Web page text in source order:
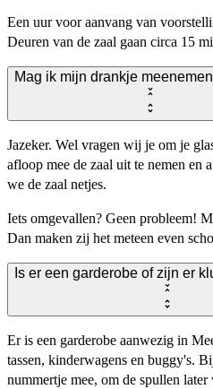
Een uur voor aanvang van
Deuren van de zaal gaan circa 15
Mag ik mijn drankje
Jazeker. Wel vragen wij je om je
afloop mee de zaal uit te nemen en
we de zaal netjes.
Iets omgevallen? Geen probleem!
Dan maken zij het meteen even
Is er een garderobe of zijn er
Er is een garderobe aanwezig in
tassen, kinderwagens en buggy's.
nummertje mee, om de spullen later